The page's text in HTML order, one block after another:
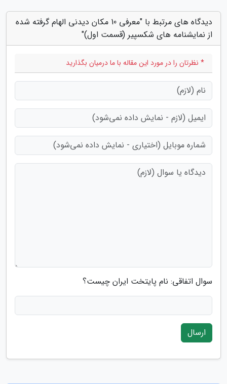
دیدگاه های مرتبط با "معرفی 10 مکان دیدنی الهام گرفته شده
از نمایشنامه های شکسپیر (قسمت اول)"
* نظرتان را در مورد این مقاله با ما درمیان بگذارید
سوال اتفاقی: نام پایتخت ایران چیست؟
ارسال